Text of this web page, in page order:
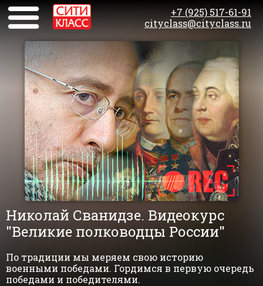
+7 (925) 517-61-91
cityclass@cityclass.ru
Николай Сванидзе. Видеокурс
"Великие полководцы России"
По традиции мы меряем свою историю
военными победами. Гордимся в первую очередь
победами и победителями.